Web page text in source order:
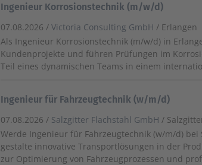
Ingenieur Korrosionstechnik (m/w/d)
07.08.2026 /Victoria Consulting GmbH / Erlangen
Als Ingenieur Korrosionstechnik (m/w/d) in
Kundenprojekte und führen Prüfungen im
Teil eines dynamischen Teams in einem
Ingenieur für Fahrzeugtechnik (w/m/d)
07.08.2026 / Salzgitter Flachstahl GmbH /
Werde Ingenieur für Fahrzeugtechnik (w/m/d) bei
gestalte innovative Transportlösungen in der
zur Optimierung von Fahrzeugprozessen und